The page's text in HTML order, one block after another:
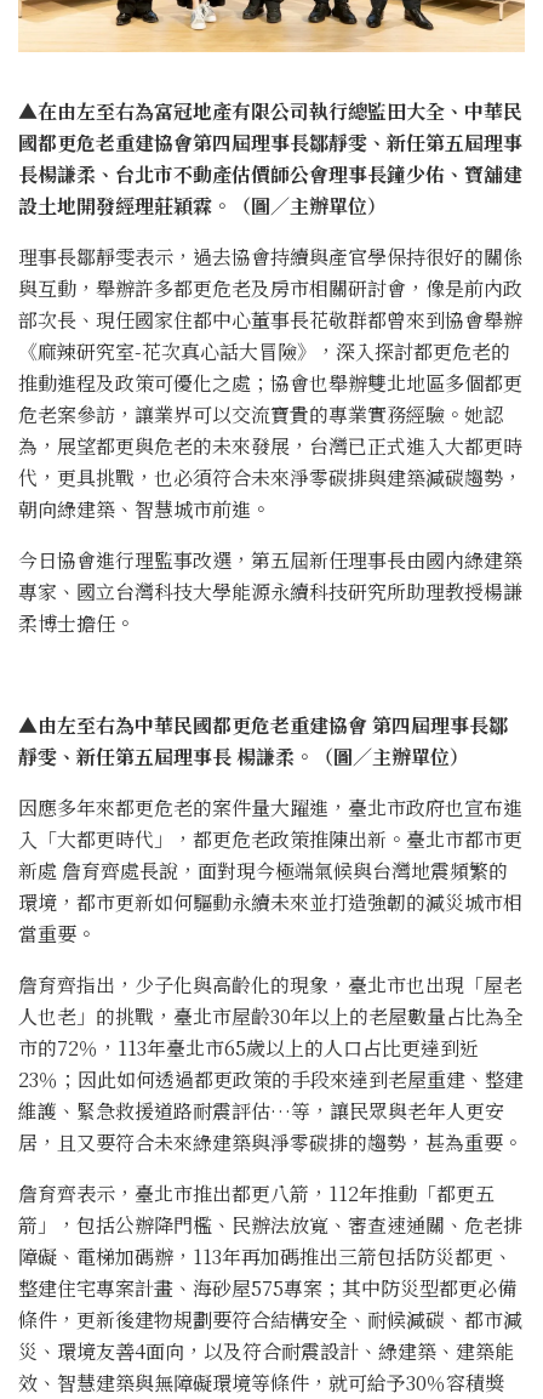
▲在由左至右為富冠地產有限公司執行總監田大全、中華民
國都更危老重建協會第四屆理事長鄒靜雯、新任第五屆理事
長楊謙柔、台北市不動產估價師公會理事長鐘少佑、寶舖建
設土地開發經理莊穎霖。（圖／主辦單位）
理事長鄒靜雯表示，過去協會持續與產官學保持很好的關係
與互動，舉辦許多都更危老及房市相關研討會，像是前內政
部次長、現任國家住都中心董事長花敬群都曾來到協會舉辦
《麻辣研究室-花次真心話大冒險》，深入探討都更危老的
推動進程及政策可優化之處；協會也舉辦雙北地區多個都更
危老案參訪，讓業界可以交流寶貴的專業實務經驗。她認
為，展望都更與危老的未來發展，台灣已正式進入大都更時
代，更具挑戰，也必須符合未來淨零碳排與建築減碳趨勢，
朝向綠建築、智慧城市前進。
今日協會進行理監事改選，第五屆新任理事長由國內綠建築
專家、國立台灣科技大學能源永續科技研究所助理教授楊謙
柔博士擔任。
▲由左至右為中華民國都更危老重建協會 第四屆理事長鄒
靜雯、新任第五屆理事長 楊謙柔。（圖／主辦單位）
因應多年來都更危老的案件量大躍進，臺北市政府也宣布進
入「大都更時代」，都更危老政策推陳出新。臺北市都市更
新處 詹育齊處長說，面對現今極端氣候與台灣地震頻繁的
環境，都市更新如何驅動永續未來並打造強韌的減災城市相
當重要。
詹育齊指出，少子化與高齡化的現象，臺北市也出現「屋老
人也老」的挑戰，臺北市屋齡30年以上的老屋數量占比為全
市的72％，113年臺北市65歲以上的人口占比更達到近
23％；因此如何透過都更政策的手段來達到老屋重建、整建
維護、緊急救援道路耐震評估…等，讓民眾與老年人更安
居，且又要符合未來綠建築與淨零碳排的趨勢，甚為重要。
詹育齊表示，臺北市推出都更八箭，112年推動「都更五
箭」，包括公辦降門檻、民辦法放寬、審查速通關、危老排
障礙、電梯加碼辦，113年再加碼推出三箭包括防災都更、
整建住宅專案計畫、海砂屋575專案；其中防災型都更必備
條件，更新後建物規劃要符合結構安全、耐候減碳、都市減
災、環境友善4面向，以及符合耐震設計、綠建築、建築能
效、智慧建築與無障礙環境等條件，就可給予30％容積獎